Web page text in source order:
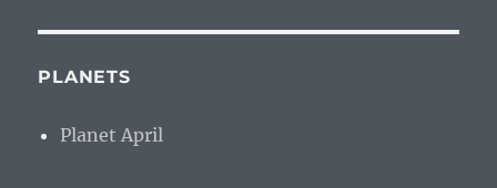
PLANETS
Planet April